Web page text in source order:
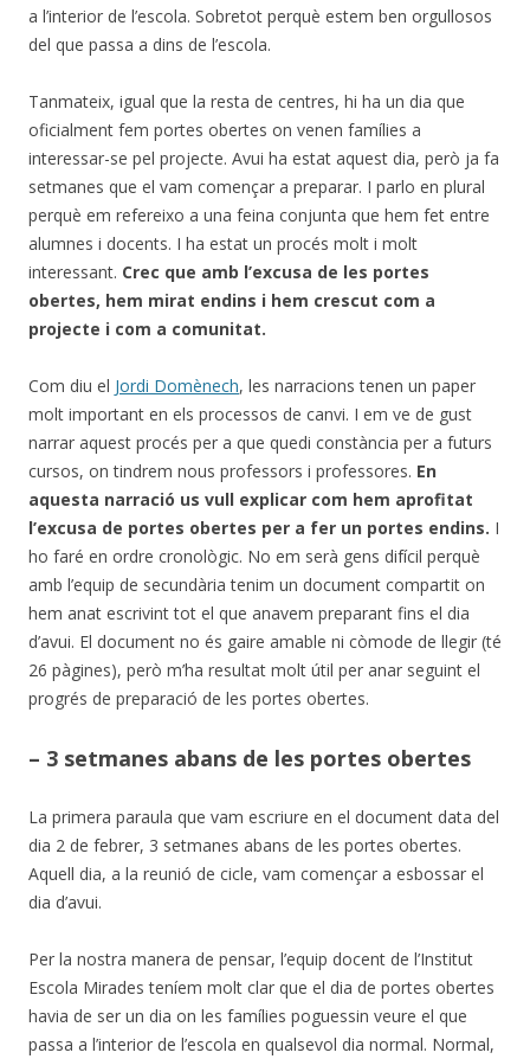
a l’interior de l’escola. Sobretot perquè estem ben orgullosos
del que passa a dins de l’escola.
Tanmateix, igual que la resta de centres, hi ha un dia que
oficialment fem portes obertes on venen famílies a
interessar-se pel projecte. Avui ha estat aquest dia, però ja fa
setmanes que el vam començar a preparar. I parlo en plural
perquè em refereixo a una feina conjunta que hem fet entre
alumnes i docents. I ha estat un procés molt i molt
interessant. Crec que amb l’excusa de les portes
obertes, hem mirat endins i hem crescut com a
projecte i com a comunitat.
Com diu el Jordi Domènech, les narracions tenen un paper
molt important en els processos de canvi. I em ve de gust
narrar aquest procés per a que quedi constància per a futurs
cursos, on tindrem nous professors i professores. En
aquesta narració us vull explicar com hem aprofitat
l’excusa de portes obertes per a fer un portes endins. I
ho faré en ordre cronològic. No em serà gens difícil perquè
amb l’equip de secundària tenim un document compartit on
hem anat escrivint tot el que anavem preparant fins el dia
d’avui. El document no és gaire amable ni còmode de llegir (té
26 pàgines), però m’ha resultat molt útil per anar seguint el
progrés de preparació de les portes obertes.
– 3 setmanes abans de les portes obertes
La primera paraula que vam escriure en el document data del
dia 2 de febrer, 3 setmanes abans de les portes obertes.
Aquell dia, a la reunió de cicle, vam començar a esbossar el
dia d’avui.
Per la nostra manera de pensar, l’equip docent de l’Institut
Escola Mirades teníem molt clar que el dia de portes obertes
havia de ser un dia on les famílies poguessin veure el que
passa a l’interior de l’escola en qualsevol dia normal. Normal,